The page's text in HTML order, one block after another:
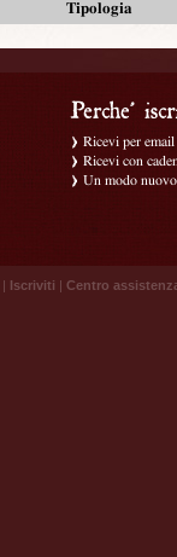
Tipologia
Ricevi per
Ricevi con
Un modo
| Iscriviti | Centro